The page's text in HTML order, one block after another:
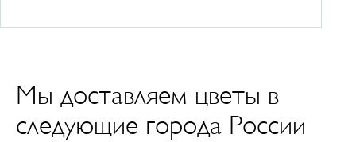
Мы доставляем цветы в
следующие города России